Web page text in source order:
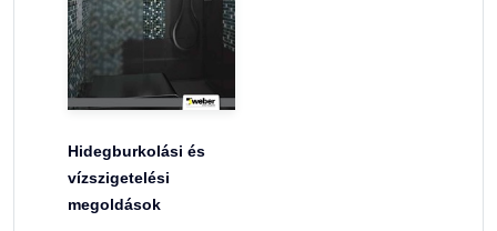
Hidegburkolási és
vízszigetelési
megoldások